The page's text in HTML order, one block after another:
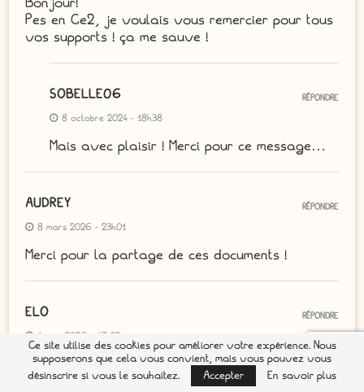
Pes en Ce2, je voulais vous remercier pour tous
vos supports ! ça me sauve !
SOBELLE06
8 octobre 2024 - 18h38
Mais avec plaisir ! Merci pour ce message…
RÉPONDRE
AUDREY
8 mars 2026 - 23h01
Merci pour la partage de ces documents !
RÉPONDRE
ELO
4 juin 2026 - 17h32
Bonjour, vous me tirez d’affaire après des
semaines de nuits blanches à essayer de trouver
RÉPONDRE
Ce site utilise des cookies pour améliorer votre expérience. Nous
supposerons que cela vous convient, mais vous pouvez vous
désinscrire si vous le souhaitez.
Accepter En savoir plus